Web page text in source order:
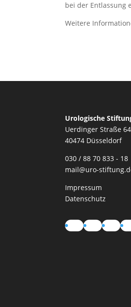
bei der Entlassung
Weitere
Urologische
Uerdinger Straße 64
40474 Düsseldorf
030 / 88 70 833 - 18
mail@uro-
Impressum
Datenschutz
Instagram